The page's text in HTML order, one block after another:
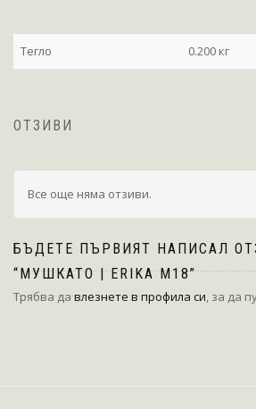
Тегло 0.200 кг
ОТЗИВИ
Все още няма отзиви.
БЪДЕТЕ ПЪРВИЯТ НАПИСАЛ
“МУШКАТО | ERIKA M18”
Трябва давлезнете в профила си , за да